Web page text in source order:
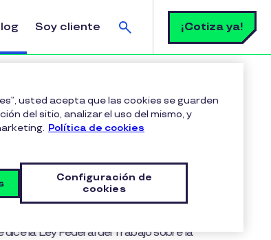
Soy cliente
Buscar
¡Cotiza ya!
de contenido
es la antigüedad en el trabajo?
es importante la antigüedad laboral?
dice la Ley Federal del Trabajo sobre la
usted acepta que las cookies se guarden
del sitio, analizar el uso del mismo, y
Política de cookies
Configuración de
cookies